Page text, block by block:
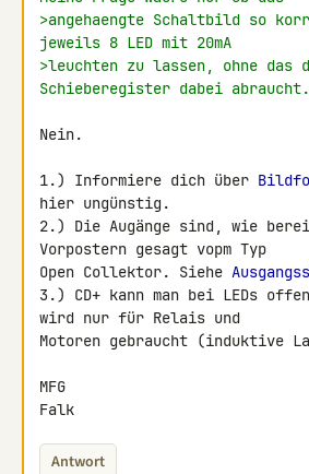
>angehaengte Schaltbild so
jeweils 8 LED mit 20mA
>leuchten zu lassen, ohne das
Schieberegister dabei abraucht.
Nein.
1.) Informiere dich über
hier ungünstig.
2.) Die Augänge sind, wie
Vorpostern gesagt vopm Typ
Open Collektor. Siehe
3.) CD+ kann man bei LEDs
wird nur für Relais und
Motoren gebraucht (induktive
MFG
Falk
Antwort